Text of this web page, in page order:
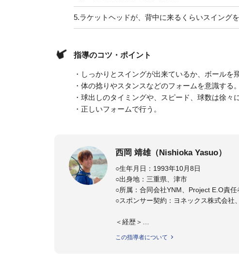
5.ラケットヘッドが、背中に来るくらいスイングを
指導のコツ・ポイント
・しっかりとスイングが出来ているか、ボールを
・体の捻りやスタンスなどのフォームを意識する。
・球出しのタイミングや、スピード、球数は徐々
・正しいフォームで行う。
西岡 靖雄（Nishioka Yasuo）
○生年月日：1993年10月8日
○出身地：三重県、津市
○所属：合同会社YNM、Project E.O責任
○スポンサー契約：ヨネックス株式会社
＜経歴＞
この指導者について